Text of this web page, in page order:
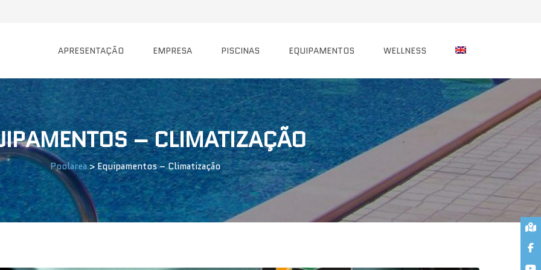
APRESENTAÇÃO EMPRESA PISCINAS EQUIPAMENTOS WELLNESS
– CLIMATIZAÇÃO
Poolarea>Equipamentos – Climatização